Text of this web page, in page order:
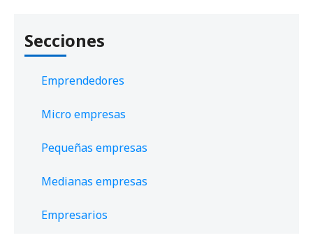
Secciones
Emprendedores
Micro empresas
Pequeñas empresas
Medianas empresas
Empresarios